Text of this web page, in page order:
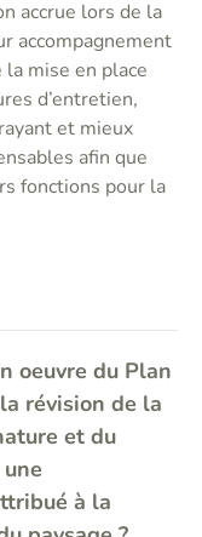
accrue lors de la
accompagnement
mise en place
d’entretien,
et mieux
afin que
fonctions pour la
oeuvre du Plan
révision de la
et du
à la